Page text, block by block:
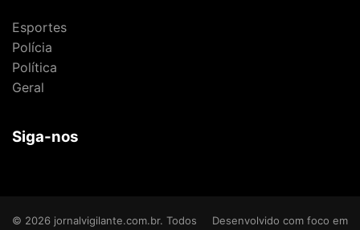
Esportes
Polícia
Política
Geral
Siga-nos
© 2026 jornalvigilante.com.br. Todos Desenvolvido com foco em